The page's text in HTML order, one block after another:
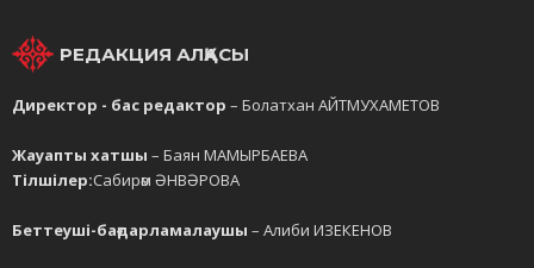
РЕДАКЦИЯ АЛҚАСЫ
Директор - бас редактор – Болатхан АЙТМУХАМЕТОВ
Жауапты хатшы – Баян МАМЫРБАЕВА
Тілшілер:Сабирәм ӘНВӘРОВА
Беттеуші-бағдарламалаушы – Алиби ИЗЕКЕНОВ